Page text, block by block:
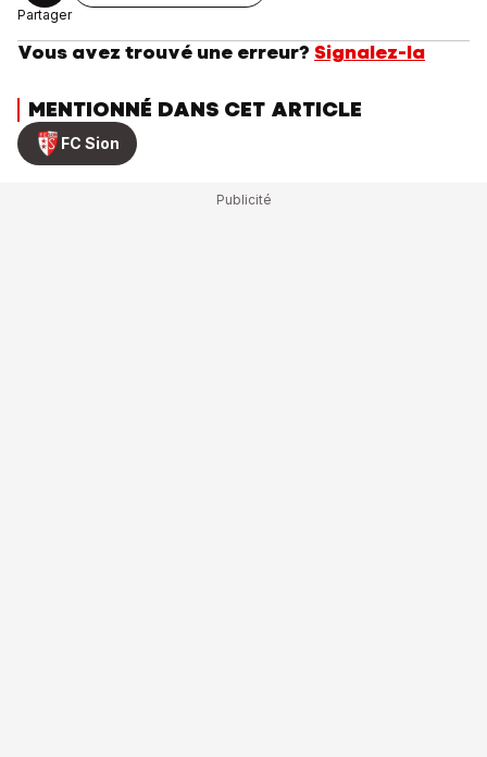
Partager
Vous avez trouvé une erreur? Signalez-la
MENTIONNÉ DANS CET ARTICLE
FC Sion